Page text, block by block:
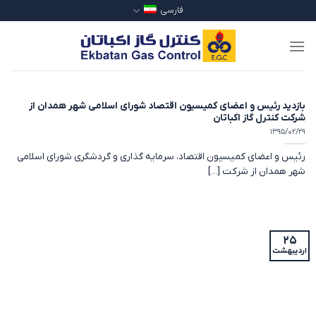
to
content
فارسی
بازدید رئیس و اعضای کمیسیون اقتصاد شورای اسلامی شهر همدان از
شرکت كنترل گاز اکباتان
۱۳۹۵/۰۲/۲۹
رئیس و اعضای کمیسیون اقتصاد، سرمایه گذاری و گردشگری شورای اسلامی
شهر همدان از شرکت [...]
۲۵
اردیبهشت